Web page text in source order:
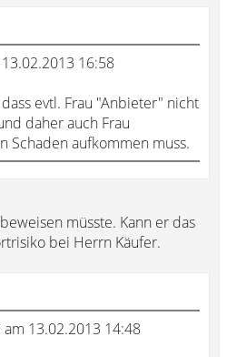
16:58
evtl. Frau "Anbieter" nicht
daher auch Frau
Schaden aufkommen muss.
müsste. Kann er das
bei Herrn Käufer.
13.02.2013 14:48